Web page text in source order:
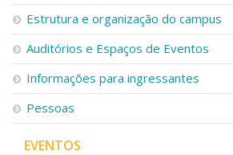
Estrutura e organização do campus
Auditórios e Espaços de Eventos
Informações para ingressantes
Pessoas
EVENTOS